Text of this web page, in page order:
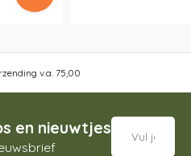
v.a. 75,00
en nieuwtjes